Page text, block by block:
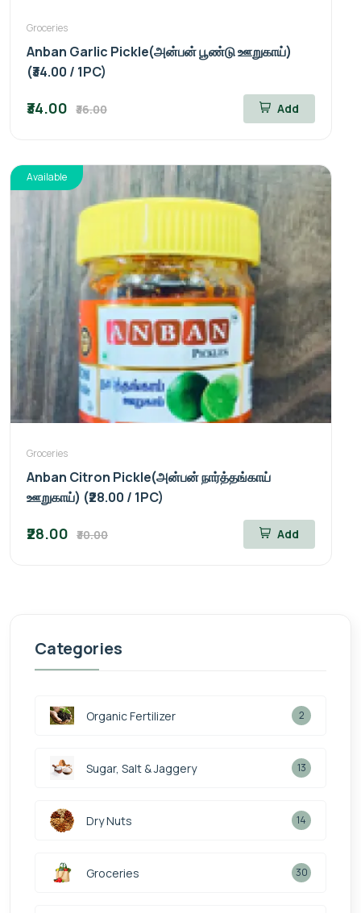
Groceries
Anban Garlic Pickle(அன்பன் பூண்டு ஊறுகாய்)
(₹34.00 / 1PC)
₹34.00 ₹36.00 Add
Available
Groceries
Anban Citron Pickle(அன்பன் நார்த்தங்காய்
ஊறுகாய்) (₹28.00 / 1PC)
₹28.00 ₹30.00 Add
Categories
Organic Fertilizer 2
Sugar, Salt & Jaggery 13
Dry Nuts 14
Groceries 30